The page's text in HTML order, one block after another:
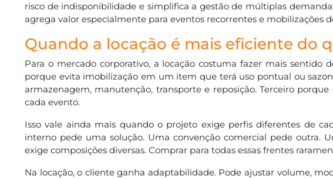
risco de indisponibilidade e simplifica a gestão de múltiplas
agrega valor especialmente para eventos recorrentes e mobilizações
Quando a locação é mais eficiente do
Para o mercado corporativo, a locação costuma fazer mais
porque evita imobilização em um item que terá uso pontual ou
armazenagem, manutenção, transporte e reposição. Terceiro
cada evento.
Isso vale ainda mais quando o projeto exige perfis diferentes de
interno pede uma solução. Uma convenção comercial pede outra.
exige composições diversas. Comprar para todas essas frentes
Na locação, o cliente ganha adaptabilidade. Pode ajustar volume,